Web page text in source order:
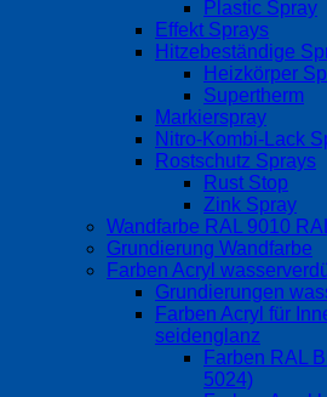
Plastic Spray
Effekt Sprays
Hitzebeständige
Heizkörper
Supertherm
Markierspray
Nitro-Kombi-Lack
Rostschutz Sprays
Rust Stop
Zink Spray
Wandfarbe RAL 9010
Grundierung Wandfarbe
Farben Acryl
Grundierungen
Farben Acryl für
seidenglanz
Farben RAL
5024)